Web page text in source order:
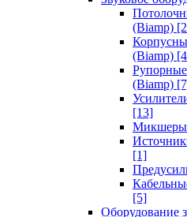
(Biamp)
(Biamp)
(Biamp)
[13]
[1]
[5]
Оборудование